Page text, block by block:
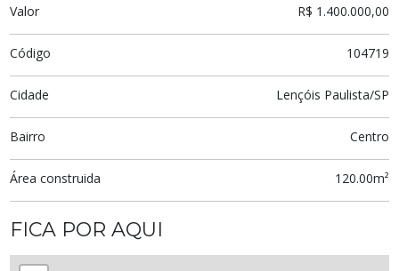
Valor R$ 1.400.000,00
Código 104719
Cidade Lençóis Paulista/SP
Bairro Centro
Área construida 120.00m²
FICA POR AQUI